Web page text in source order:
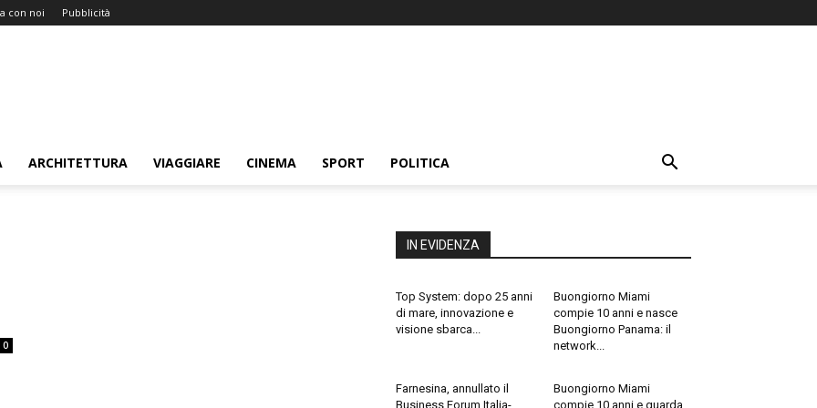
con noi Pubblicità
ARCHITETTURA VIAGGIARE CINEMA SPORT POLITICA
0
IN EVIDENZA
Top System: dopo 25 anni
di mare, innovazione e
visione sbarca...
Buongiorno Miami
compie 10 anni e nasce
Buongiorno Panama: il
network...
Farnesina, annullato il
Business Forum Italia-
Buongiorno Miami
compie 10 anni e guarda